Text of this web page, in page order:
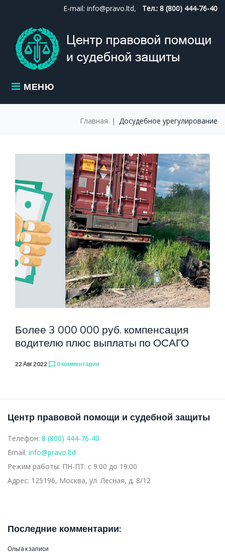
content
E-mail: info@pravo.ltd, Тел.: 8 (800) 444-76-40
МЕНЮ
Главная | Досудебное урегулирование
МЕТКА:
Более 3 000 000 руб. компенсация
водителю плюс выплаты по ОСАГО
22 Авг 2022 chat_bubble_outline 0 комментарии
Центр правовой помощи и судебной защиты
Телефон: 8 (800) 444-76-40
Email: info@pravo.ltd
Режим работы: ПН-ПТ: с 9:00 до 19:00
Адрес: 125196, Москва, ул. Лесная, д. 8/12
Последние комментарии:
Ольга к записи